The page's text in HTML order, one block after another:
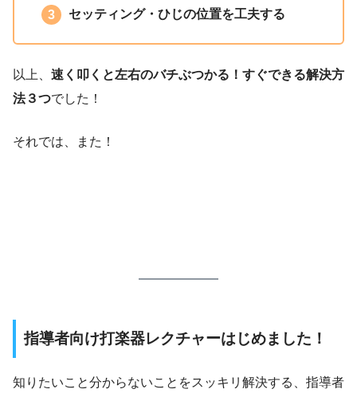
セッティング・ひじの位置を工夫する
以上、 速く叩くと左右のバチぶつかる！すぐできる解決方
法３つでした！
それでは、また！
指導者向け打楽器レクチャーはじめました！
知りたいこと分からないことをスッキリ解決する、指導者